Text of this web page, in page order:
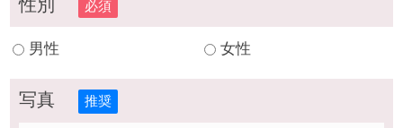
性別 必須
男性 女性
写真 推奨